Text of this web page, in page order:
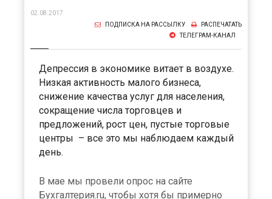
02.08.2017
РАСПЕЧАТАТЬ
ПОДПИСКА НА РАССЫЛКУ
ТЕЛЕГРАМ-КАНАЛ
Депрессия в экономике витает в воздухе.
Низкая активность малого бизнеса,
снижение качества услуг для населения,
сокращение числа торговцев и
предложений, рост цен, пустые торговые
центры – все это мы наблюдаем каждый
день.
В мае мы провели опрос на сайте
Бухгалтерия.ru, чтобы хотя бы примерно